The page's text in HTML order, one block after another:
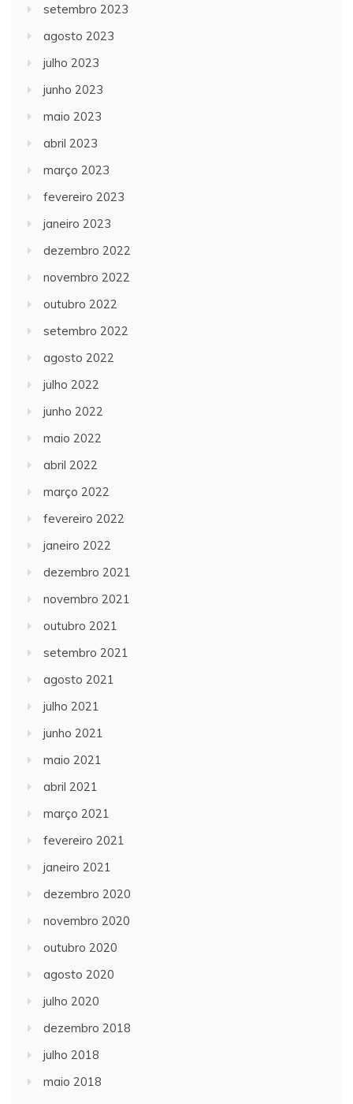
setembro 2023
agosto 2023
julho 2023
junho 2023
maio 2023
abril 2023
março 2023
fevereiro 2023
janeiro 2023
dezembro 2022
novembro 2022
outubro 2022
setembro 2022
agosto 2022
julho 2022
junho 2022
maio 2022
abril 2022
março 2022
fevereiro 2022
janeiro 2022
dezembro 2021
novembro 2021
outubro 2021
setembro 2021
agosto 2021
julho 2021
junho 2021
maio 2021
abril 2021
março 2021
fevereiro 2021
janeiro 2021
dezembro 2020
novembro 2020
outubro 2020
agosto 2020
julho 2020
dezembro 2018
julho 2018
maio 2018